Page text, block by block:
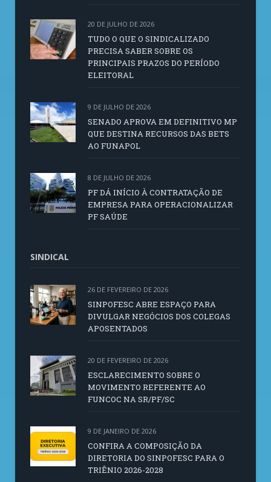
20 DE JULHO DE 2026
TUDO O QUE O SINDICALIZADO
PRECISA SABER SOBRE OS
PRINCIPAIS PRAZOS DO PERÍODO
ELEITORAL
9 DE JULHO DE 2026
SENADO APROVA EM DEFINITIVO MP
QUE DESTINA RECURSOS DAS BETS
AO FUNAPOL
8 DE JULHO DE 2026
PF DÁ INÍCIO À CONTRATAÇÃO DE
EMPRESA PARA OPERACIONALIZAR
PF SAÚDE
SINDICAL
26 DE FEVEREIRO DE 2026
SINPOFESC ABRE ESPAÇO PARA
DIVULGAR NEGÓCIOS DOS COLEGAS
APOSENTADOS
20 DE FEVEREIRO DE 2026
ESCLARECIMENTO SOBRE O
MOVIMENTO REFERENTE AO
FUNCOC NA SR/PF/SC
9 DE JANEIRO DE 2026
CONFIRA A COMPOSIÇÃO DA
DIRETORIA DO SINPOFESC PARA O
TRIÊNIO 2026-2028